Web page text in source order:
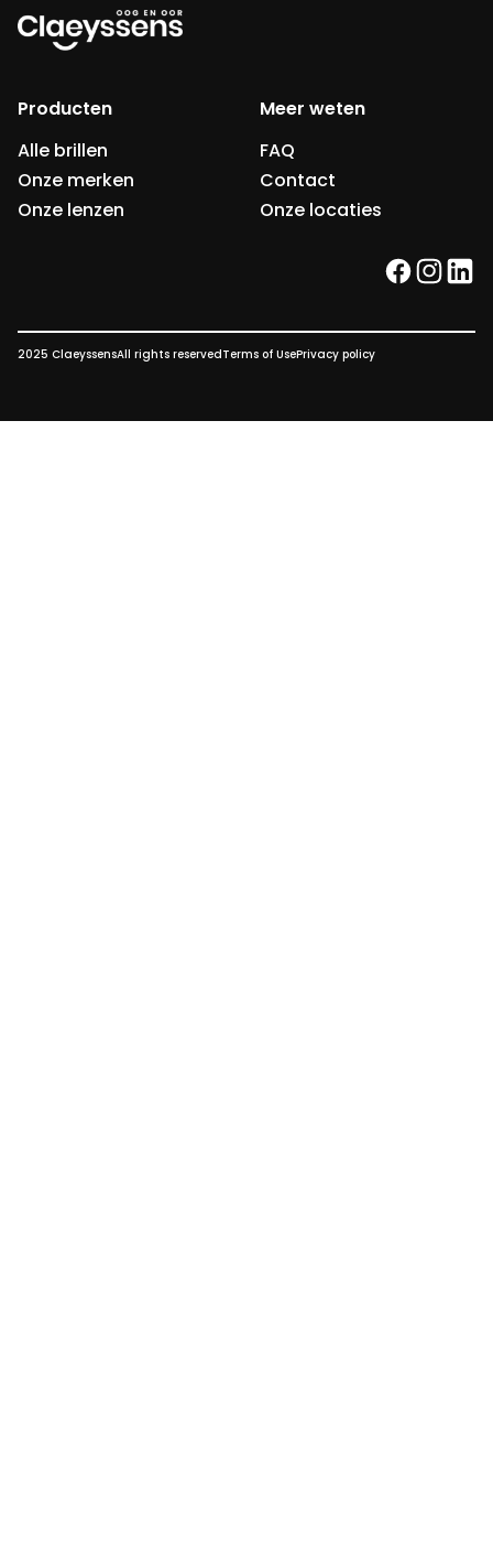
Producten
Alle brillen
Onze merken
Onze lenzen
Meer weten
FAQ
Contact
Onze locaties
facebook
2025 ClaeyssensAll rights reservedTerms of UsePrivacy policy